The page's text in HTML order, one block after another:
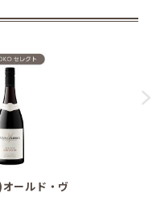
ールド・ヴ